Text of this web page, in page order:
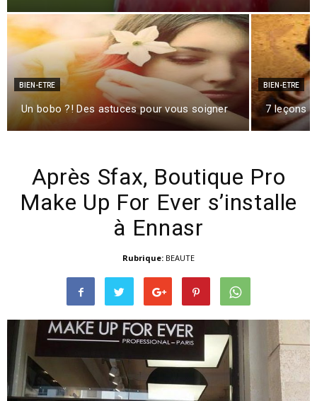
BIEN-ETRE
Un bobo ?! Des astuces pour vous soigner
BIEN-ETRE
7 leçons
Après Sfax, Boutique Pro
Make Up For Ever s’installe
à Ennasr
Rubrique: BEAUTE